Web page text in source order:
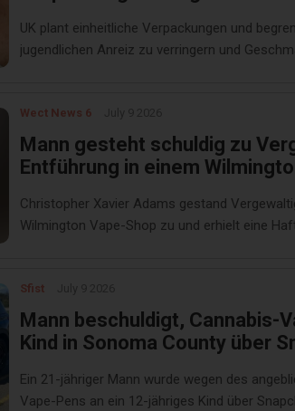
UK plant einheitliche Verpackungen und
jugendlichen Anreiz zu verringern und
Wect News 6
Mann gesteht schuldig zu
Entführung in einem
Christopher Xavier Adams gestand
Wilmington Vape-Shop zu und erhielt eine
Sfist
Mann beschuldigt, Cannabis-
Kind in Sonoma County über
Ein 21-jähriger Mann wurde wegen des
Vape-Pens an ein 12-jähriges Kind über